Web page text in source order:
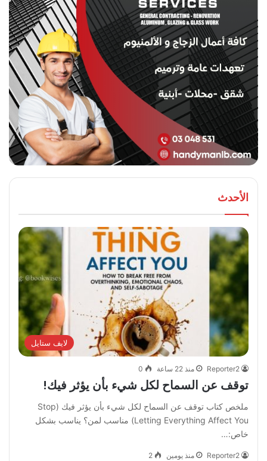
الأحدث
لايف ستايل
Reporter2 منذ 22 ساعة 0
توقف عن السماح لكل شيء بأن يؤثر فيك!
‏ملخص كتاب توقف عن السماح لكل شيء بأن يؤثر فيك ‏(Stop
Letting Everything Affect You) ‏مناسب لمن؟ ‏يناسب بشكل
خاص:…
Reporter2 منذ يومين 2